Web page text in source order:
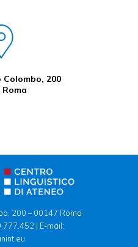
200
Roma
200 – 00147 Roma
| E-mail: